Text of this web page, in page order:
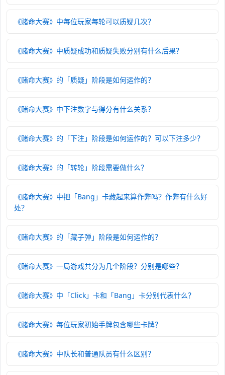
《赌命大赛》中每位玩家每轮可以质疑几次？
《赌命大赛》中质疑成功和质疑失败分别有什么后果？
《赌命大赛》的「质疑」阶段是如何运作的？
《赌命大赛》中下注数字与得分有什么关系？
《赌命大赛》的「下注」阶段是如何运作的？可以下注多少？
《赌命大赛》的「转轮」阶段需要做什么？
《赌命大赛》中把「Bang」卡藏起来算作弊吗？作弊有什么好
处？
《赌命大赛》的「藏子弹」阶段是如何运作的？
《赌命大赛》一局游戏共分为几个阶段？分别是哪些？
《赌命大赛》中「Click」卡和「Bang」卡分别代表什么？
《赌命大赛》每位玩家初始手牌包含哪些卡牌？
《赌命大赛》中队长和普通队员有什么区别？